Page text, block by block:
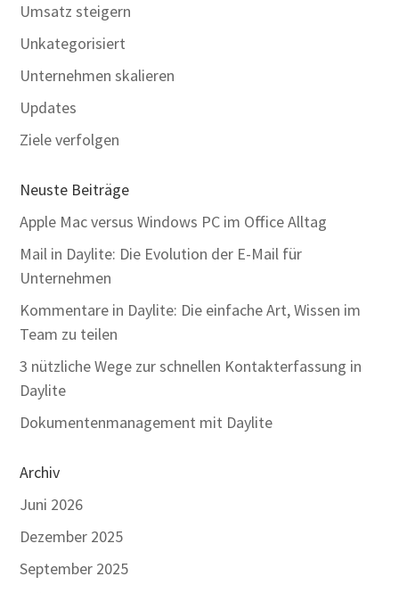
Umsatz steigern
Unkategorisiert
Unternehmen skalieren
Updates
Ziele verfolgen
Neuste Beiträge
Apple Mac versus Windows PC im Office Alltag
Mail in Daylite: Die Evolution der E-Mail für
Unternehmen
Kommentare in Daylite: Die einfache Art, Wissen im
Team zu teilen
3 nützliche Wege zur schnellen Kontakterfassung in
Daylite
Dokumentenmanagement mit Daylite
Archiv
Juni 2026
Dezember 2025
September 2025